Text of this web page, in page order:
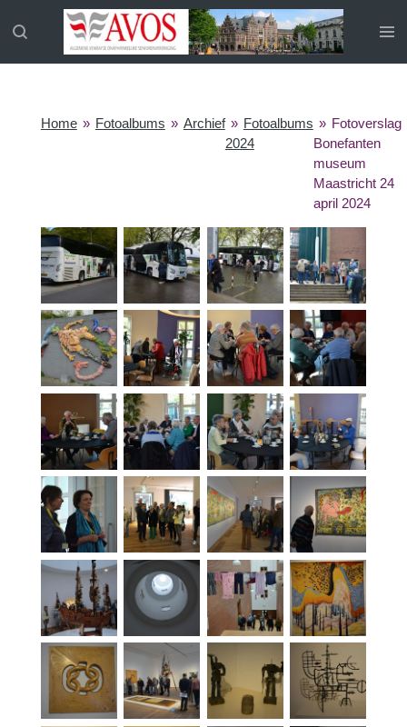
direct
Home » Fotoalbums » Archief » Fotoalbums
2024
» Fotoverslag
Bonefanten
museum
Maastricht 24
april 2024